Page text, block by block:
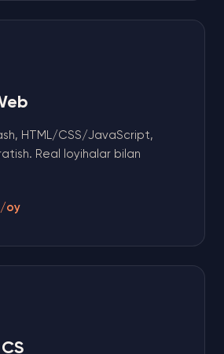
HTML/CSS/JavaScript,
Real loyihalar bilan
oy